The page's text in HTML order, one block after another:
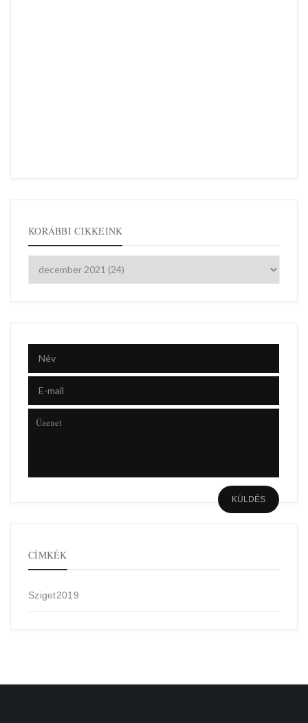
KORÁBBI CIKKEINK
CÍMKÉK
Sziget2019